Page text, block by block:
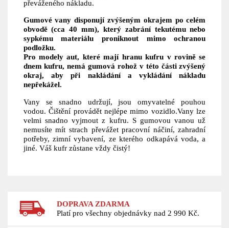
převáženého nákladu.
Gumové vany disponují zvýšeným okrajem po celém
obvodě (cca 40 mm), který zabrání tekutému nebo
sypkému materiálu proniknout mimo ochranou
podložku.
Pro modely aut, které mají hranu kufru v rovině se
dnem kufru, nemá gumová rohož v této části zvýšený
okraj, aby při nakládání a vykládání nákladu
nepřekážel.
Vany se snadno udržují, jsou omyvatelné pouhou
vodou. Čištění provádět nejlépe mimo vozidlo.Vany lze
velmi snadno vyjmout z kufru. S gumovou vanou už
nemusíte mít strach převážet pracovní náčiní, zahradní
potřeby, zimní vybavení, ze kterého odkapává voda, a
jiné. Váš kufr zůstane vždy čistý!
DOPRAVA ZDARMA
Platí pro všechny objednávky nad 2 990 Kč.